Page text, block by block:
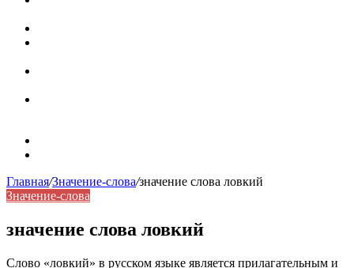
Главная/Значение-слова/значение слова ловкий
Значение-слова
значение слова ловкий
Слово «ловкий» в русском языке является прилагательным и